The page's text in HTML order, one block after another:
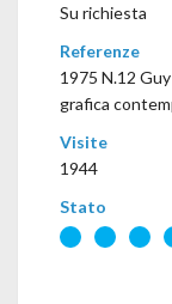
Su richiesta
Referenze
1975 N.12
grafica
Visite
1944
Stato